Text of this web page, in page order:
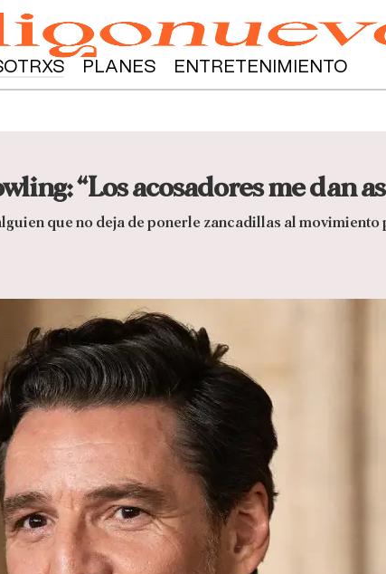
PLANES ENTRETENIMIENTO
“Los acosadores me dan
que no deja de ponerle zancadillas al movimiento